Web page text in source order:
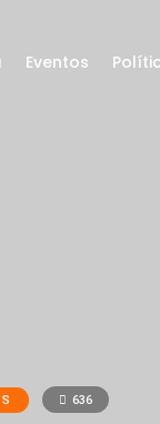
Eventos
636